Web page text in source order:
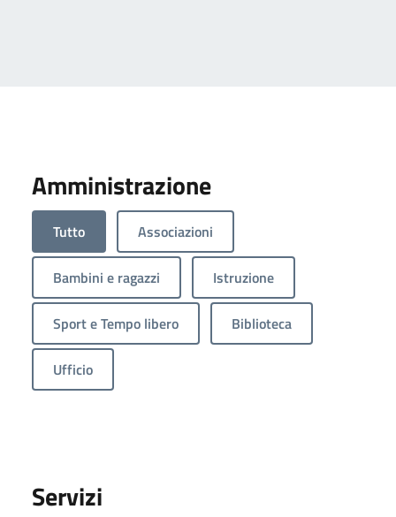
Amministrazione
Tutto Associazioni
Bambini e ragazzi Istruzione
Sport e Tempo libero Biblioteca
Ufficio
Servizi